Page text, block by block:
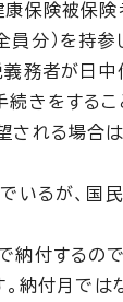
保険被保険
分）を持参
義務者が日
きをするこ
される場合
いるが、国
納付するの
。納付月で